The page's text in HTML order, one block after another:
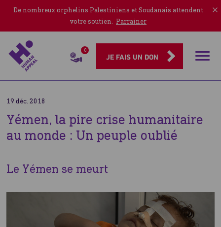
De nombreux orphelins Palestiniens et Soudanais attendent
votre soutien. Parrainer
0
JE FAIS UN DON
19 déc. 2018
Yémen, la pire crise humanitaire
au monde : Un peuple oublié
Le Yémen se meurt